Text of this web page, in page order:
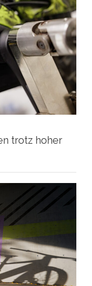
trotz hoher